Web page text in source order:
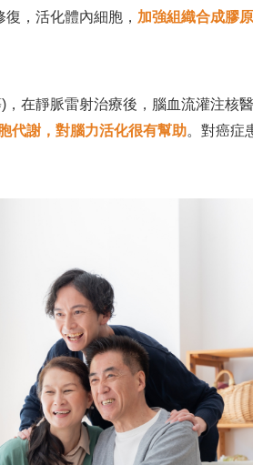
，活化體內細胞， 加強組織合成膠
在靜脈雷射治療後，腦血流灌注核
代謝，對腦力活化很有幫助。對癌症